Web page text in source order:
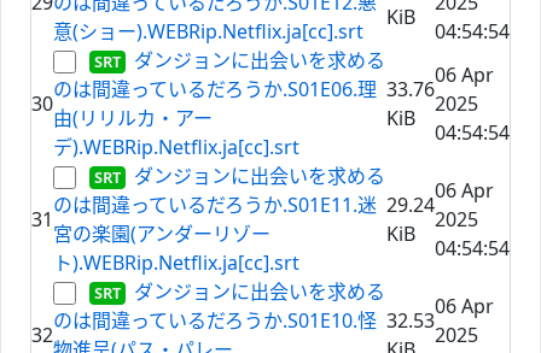
意(ショー).WEBRip.Netflix.ja[cc].srt
KiB
04:54:54
30
ダンジョンに出会いを求める
のは間違っているだろうか.S01E06.理
由(リリルカ・アー
デ).WEBRip.Netflix.ja[cc].srt
33.76
KiB
06 Apr
2025
04:54:54
31
ダンジョンに出会いを求める
のは間違っているだろうか.S01E11.迷
宮の楽園(アンダーリゾー
ト).WEBRip.Netflix.ja[cc].srt
29.24
KiB
06 Apr
2025
04:54:54
32
ダンジョンに出会いを求める
のは間違っているだろうか.S01E10.怪 32.53
06 Apr
2025